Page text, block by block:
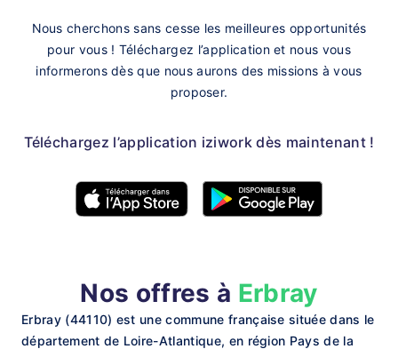
Nous cherchons sans cesse les meilleures opportunités
pour vous ! Téléchargez l’application et nous vous
informerons dès que nous aurons des missions à vous
proposer.
Téléchargez l’application iziwork dès maintenant !
Nos offres à Erbray
Erbray (44110) est une commune française située dans le
département de Loire-Atlantique, en région Pays de la